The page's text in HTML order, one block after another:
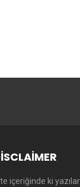
içeriğinde ki